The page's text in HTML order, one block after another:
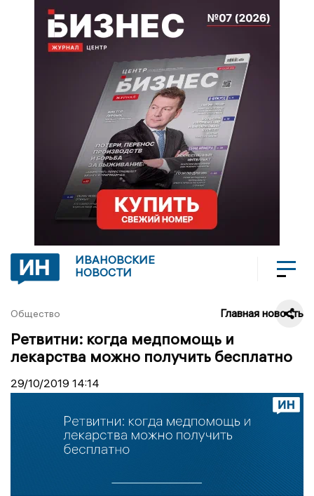
ИВАНОВСКИЕ
НОВОСТИ
Общество Главная новость
Ретвитни: когда медпомощь и
лекарства можно получить бесплатно
29/10/2019 14:14